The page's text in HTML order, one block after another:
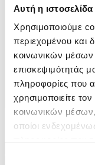
Αυτή η
Χρησιμοποιούμε
περιεχομένου και
κοινωνικών μέσων
επισκεψιμότητάς
πληροφορίες που
χρησιμοποιείτε
κοινωνικών
οποίοι
Εσωτερικά
Ευρώπη
Κόσμος
Αθλητικά
Virals
Επιστήμες
Σύνδεση
Σύνδεση